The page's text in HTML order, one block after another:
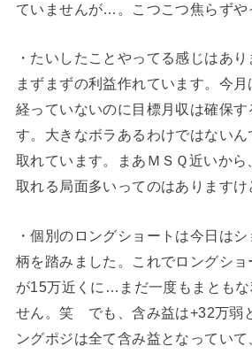
ていませんが…。こつこつ焦らずや
・たいしたことやってる感じはあ
まずまずの利益作れています。今
経っていないのに目標月収は確保す
す。大きなボラあるわけではない
取れています。まあＭＳＱ近いから
取れる局面多いってのはありますけ
・個別のロングショートは今日は
柄を踏みました。これでロングシ
が15万近くに…まだ一度もまともな
せん。笑 でも、含み益は+32万弱
ングポジは全て含み益となってい